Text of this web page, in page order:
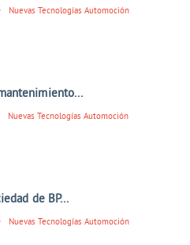
Nuevas Tecnologías Automoción
Nuevas Tecnologías Automoción
de BP...
Nuevas Tecnologías Automoción